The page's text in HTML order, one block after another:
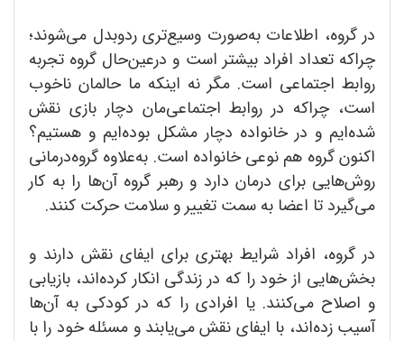
در گروه، اطلاعات به‌صورت وسیع‌تری ردوبدل می‌شوند؛
چراکه تعداد افراد بیشتر است و درعین‌حال گروه تجربه
روابط اجتماعی است. مگر نه اینکه ما حالمان ناخوب
است، چراکه در روابط اجتماعی‌مان دچار بازی نقش
شده‌ایم و در خانواده دچار مشکل بوده‌ایم و هستیم؟
اکنون گروه هم نوعی خانواده است. به‌علاوه گروه‌درمانی
روش‌هایی برای درمان دارد و رهبر گروه آن‌ها را به کار
می‌گیرد تا اعضا به سمت تغییر و سلامت حرکت کنند.
در گروه، افراد شرایط بهتری برای ایفای نقش دارند و
بخش‌هایی از خود را که در زندگی انکار کرده‌اند، بازیابی
و اصلاح می‌کنند. یا افرادی را که در کودکی به آن‌ها
آسیب زده‌اند، با ایفای نقش می‌یابند و مسئله خود را با